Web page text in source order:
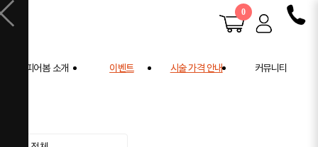
0
피어봄 소개 이벤트 시술 가격 안내 커뮤니티